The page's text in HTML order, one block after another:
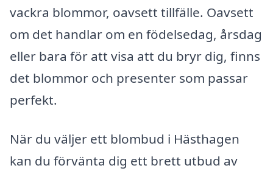
vackra blommor, oavsett tillfälle. Oavsett
om det handlar om en födelsedag, årsdag
eller bara för att visa att du bryr dig, finns
det blommor och presenter som passar
perfekt.
När du väljer ett blombud i Hästhagen
kan du förvänta dig ett brett utbud av